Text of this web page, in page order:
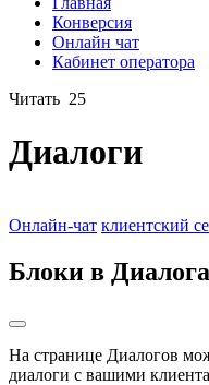
Конверсия
Онлайн чат
Кабинет оператора
Читать 25
Диалоги
Онлайн-чат клиентский
Блоки в
На странице Диалогов
диалоги с вашими